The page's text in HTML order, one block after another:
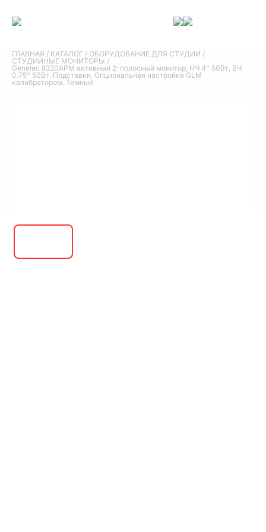
ГЛАВНАЯ / КАТАЛОГ / ОБОРУДОВАНИЕ ДЛЯ СТУДИИ /
СТУДИЙНЫЕ МОНИТОРЫ /
Genelec 8320APM активный 2-полосный монитор, НЧ 4" 50Вт, ВЧ
0.75" 50Вт. Подставки. Опциональная настройка GLM
калибратором. Темный
Genelec 8320APM активный 2-полосный